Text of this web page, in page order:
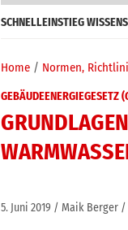
SCHNELLEINSTIEG
Home Normen,
GEBÄUDEENERGIEGESETZ
5. Juni 2019 Maik Berger